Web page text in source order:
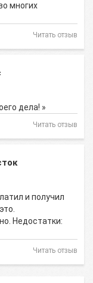
многих
Читать отзыв
дела! »
Читать отзыв
и получил
Недостатки:
Читать отзыв